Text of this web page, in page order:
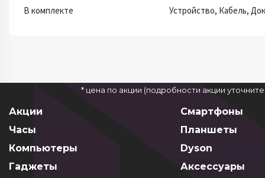
В комплекте Устройство, Кабель,
* цена по акции (подробности акции
Акции
Смартфоны
Часы
Планшеты
Компьютеры
Dyson
Гаджеты
Аксессуары